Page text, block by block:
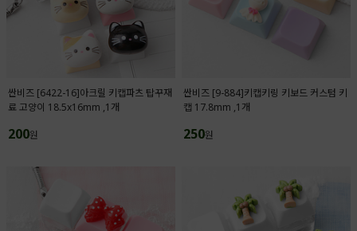
싼비즈 [6422-16]아크릴 키캡파츠 탑꾸재
료 고양이 18.5x16mm ,1개
200원
싼비즈 [9-884]키캡키링 키보드 커스텀 키
캡 17.8mm ,1개
250원